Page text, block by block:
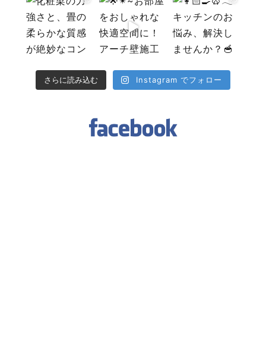
さらに読み込む Instagram でフォロー